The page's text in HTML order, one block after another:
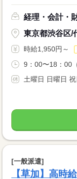
経理・会計・
東京都渋谷区/
時給1,950円～
9：00〜18：00
土曜日 日曜日 祝
[一般派遣]
【草加】高時